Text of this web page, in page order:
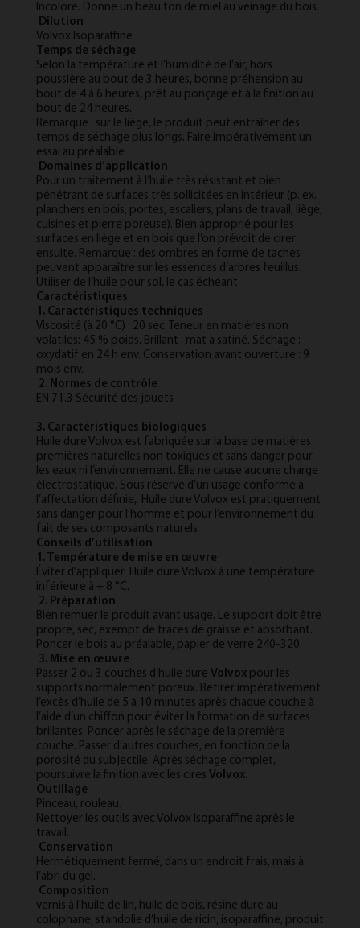
Incolore. Donne un beau ton de miel au veinage du bois.
Dilution
Volvox Isoparaffine
Temps de séchage
Selon la température et l’humidité de l’air, hors
poussière au bout de 3 heures, bonne préhension au
bout de 4 à 6 heures, prêt au ponçage et à la finition au
bout de 24 heures.
Remarque : sur le liège, le produit peut entraîner des
temps de séchage plus longs. Faire impérativement un
essai au préalable
Domaines d’application
Pour un traitement à l’huile très résistant et bien
pénétrant de surfaces très sollicitées en intérieur (p. ex.
planchers en bois, portes, escaliers, plans de travail, liège,
cuisines et pierre poreuse). Bien approprié pour les
surfaces en liège et en bois que l’on prévoit de cirer
ensuite. Remarque : des ombres en forme de taches
peuvent apparaître sur les essences d’arbres feuillus.
Utiliser de l’huile pour sol, le cas échéant
Caractéristiques
1. Caractéristiques techniques
Viscosité (à 20 °C) : 20 sec. Teneur en matières non
volatiles: 45 % poids. Brillant : mat à satiné. Séchage :
oxydatif en 24 h env. Conservation avant ouverture : 9
mois env.
2. Normes de contrôle
EN 71.3 Sécurité des jouets
3. Caractéristiques biologiques
Huile dure Volvox est fabriquée sur la base de matières
premières naturelles non toxiques et sans danger pour
les eaux ni l’environnement. Elle ne cause aucune charge
électrostatique. Sous réserve d’un usage conforme à
l’affectation définie, Huile dure Volvox est pratiquement
sans danger pour l’homme et pour l’environnement du
fait de ses composants naturels
Conseils d’utilisation
1. Température de mise en œuvre
Éviter d’appliquer Huile dure Volvox à une température
inférieure à + 8 °C.
2. Préparation
Bien remuer le produit avant usage. Le support doit être
propre, sec, exempt de traces de graisse et absorbant.
Poncer le bois au préalable, papier de verre 240-320.
3. Mise en œuvre
Passer 2 ou 3 couches d’huile dure Volvox pour les
supports normalement poreux. Retirer impérativement
l’excès d’huile de 5 à 10 minutes après chaque couche à
l’aide d’un chiffon pour éviter la formation de surfaces
brillantes. Poncer après le séchage de la première
couche. Passer d’autres couches, en fonction de la
porosité du subjectile. Après séchage complet,
poursuivre la finition avec les cires Volvox.
Outillage
Pinceau, rouleau.
Nettoyer les outils avec Volvox Isoparaffine après le
travail.
Conservation
Hermétiquement fermé, dans un endroit frais, mais à
l’abri du gel.
Composition
vernis à l'huile de lin, huile de bois, résine dure au
colophane, standolie d’huile de ricin, isoparaffine, produit